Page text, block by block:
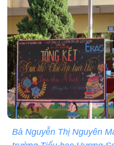
Bà Nguyễn Thị Nguyên